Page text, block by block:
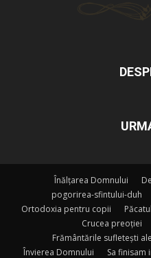
Înălțarea Domnului
pogorirea-sfintului-duh
Ortodoxia pentru copii
Crucea preoției
Frământările sufletești
Învierea Domnului
Sa finisam